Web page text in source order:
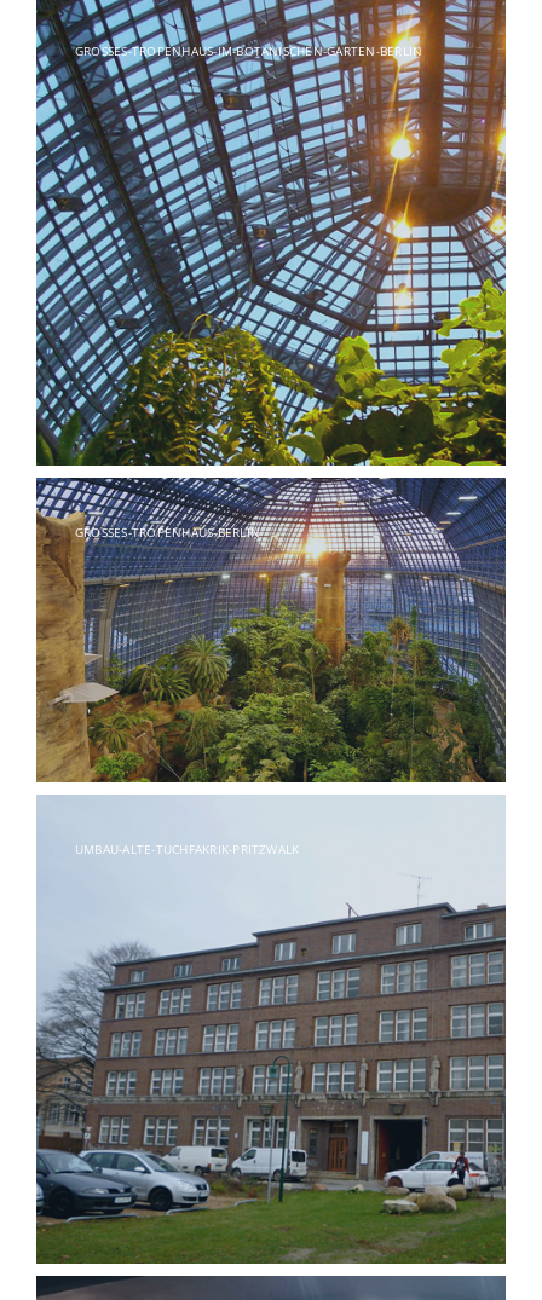
GROSSES-TROPENHAUS-IM-BOTANISCHEN-GARTEN-BERLIN
GROSSES-TROPENHAUS-BERLIN
UMBAU-ALTE-TUCHFAKRIK-PRITZWALK